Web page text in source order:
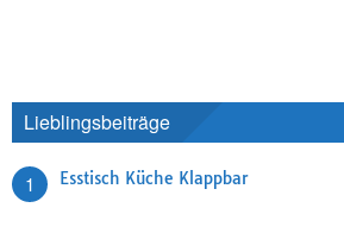
Lieblingsbeiträge
1 Esstisch Küche Klappbar